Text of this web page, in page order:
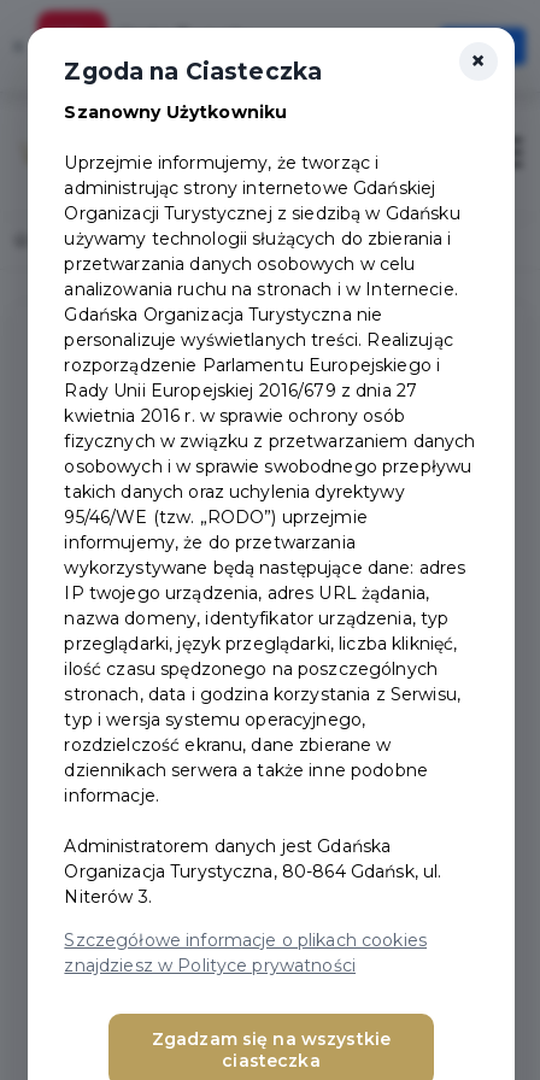
Szybciej, wygodniej, zawsze pod ręką
Otwórz
Home Materiały on-line
MATERIAŁY ON-LINE
Dostępne materiały:
Mapy:
plan Centrum, format A3, plik .pdf -POBIERZ
Wyspa Sobieszewska -POBIERZ
Foldery:
Gdańsk
POBIERZj. polski (20.8 MB)
POBIERZ
POBIERZj. niemiecki (20.7 MB)
POBIERZj. rosyjski (9.03 MB)
POBIERZ
POBIERZj. włoski (9.03 MB)
POBIERZj. francuski (9.04 MB)
Wyspa Sobieszewska
×
Zgoda na Ciasteczka
Szanowny Użytkowniku
Uprzejmie informujemy, że tworząc i
administrując strony internetowe Gdańskiej
Organizacji Turystycznej z siedzibą w Gdańsku
używamy technologii służących do zbierania i
przetwarzania danych osobowych w celu
analizowania ruchu na stronach i w Internecie.
Gdańska Organizacja Turystyczna nie
personalizuje wyświetlanych treści. Realizując
rozporządzenie Parlamentu Europejskiego i
Rady Unii Europejskiej 2016/679 z dnia 27
kwietnia 2016 r. w sprawie ochrony osób
fizycznych w związku z przetwarzaniem danych
osobowych i w sprawie swobodnego przepływu
takich danych oraz uchylenia dyrektywy
95/46/WE (tzw. „RODO”) uprzejmie
informujemy, że do przetwarzania
wykorzystywane będą następujące dane: adres
IP twojego urządzenia, adres URL żądania,
nazwa domeny, identyfikator urządzenia, typ
przeglądarki, język przeglądarki, liczba kliknięć,
ilość czasu spędzonego na poszczególnych
stronach, data i godzina korzystania z Serwisu,
typ i wersja systemu operacyjnego,
rozdzielczość ekranu, dane zbierane w
dziennikach serwera a także inne podobne
informacje.
Administratorem danych jest Gdańska
Organizacja Turystyczna, 80-864 Gdańsk, ul.
Niterów 3.
Szczegółowe informacje o plikach cookies
znajdziesz w Polityce prywatności
Zgadzam się na wszystkie
ciasteczka